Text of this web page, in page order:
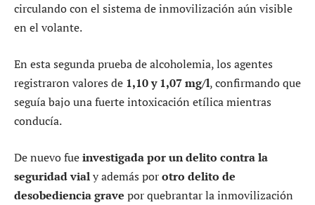
circulando con el sistema de inmovilización aún visible
en el volante.
En esta segunda prueba de alcoholemia, los agentes
registraron valores de 1,10 y 1,07 mg/l, confirmando que
seguía bajo una fuerte intoxicación etílica mientras
conducía.
De nuevo fueinvestigada por un delito contra la
seguridad vialy además porotro delito de
desobediencia grave por quebrantar la inmovilización